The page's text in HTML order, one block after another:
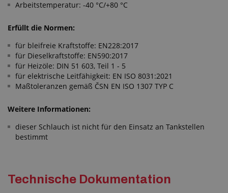
Arbeitstemperatur: -40 °C/+80 °C
Erfüllt die Normen:
für bleifreie Kraftstoffe: EN228:2017
für Dieselkraftstoffe: EN590:2017
für Heizöle: DIN 51 603, Teil 1 - 5
für elektrische Leitfähigkeit: EN ISO 8031:2021
Maßtoleranzen gemäß ČSN EN ISO 1307 TYP C
Weitere Informationen:
dieser Schlauch ist nicht für den Einsatz an Tankstellen
bestimmt
Technische Dokumentation